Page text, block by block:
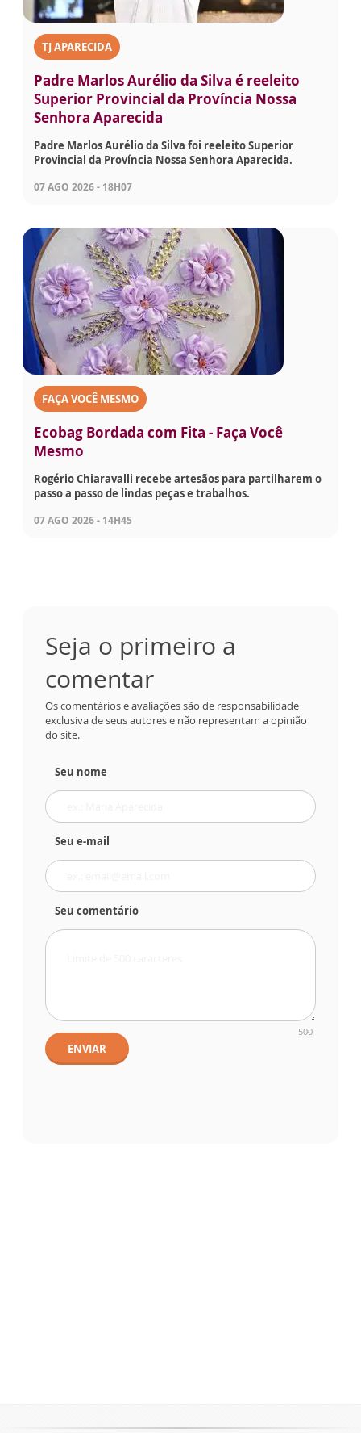
TJ APARECIDA
Padre Marlos Aurélio da Silva é reeleito
Superior Provincial da Província Nossa
Senhora Aparecida
Padre Marlos Aurélio da Silva foi reeleito Superior
Provincial da Província Nossa Senhora Aparecida.
07 AGO 2026 - 18H07
FAÇA VOCÊ MESMO
Ecobag Bordada com Fita - Faça Você
Mesmo
Rogério Chiaravalli recebe artesãos para partilharem o
passo a passo de lindas peças e trabalhos.
07 AGO 2026 - 14H45
Seja o primeiro a
comentar
Os comentários e avaliações são de responsabilidade
exclusiva de seus autores e não representam a opinião
do site.
Seu nome
Seu e-mail
Seu comentário
500
ENVIAR